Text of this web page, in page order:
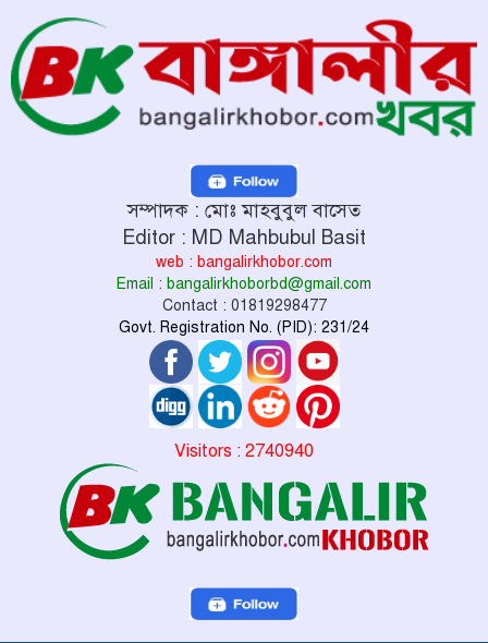
সম্পাদক : মোঃ মাহবুবুল বাসেত
Editor : MD Mahbubul Basit
web : bangalirkhobor.com
Email : bangalirkhoborbd@gmail.com
Contact : 01819298477
Govt. Registration No. (PID): 231/24
Visitors : 2740940